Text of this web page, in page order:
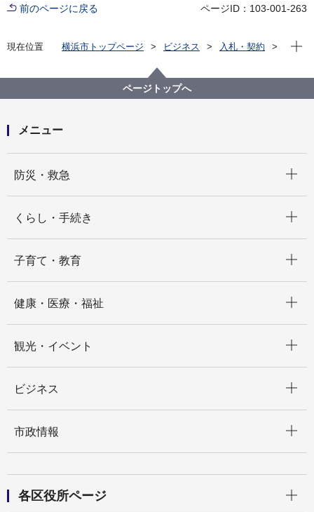
前のページに戻る ページID：103-001-263
現在位置 横浜市トップページ ビジネス
入札・契約
【入札結果掲載】市庁舎行政情報ネットワーク機器更
新等業務委託
現在
ページトップへ
メニュー
防災・救急
くらし・手続き
子育て・教育
健康・医療・福祉
観光・イベント
ビジネス
市政情報
各区役所ページ